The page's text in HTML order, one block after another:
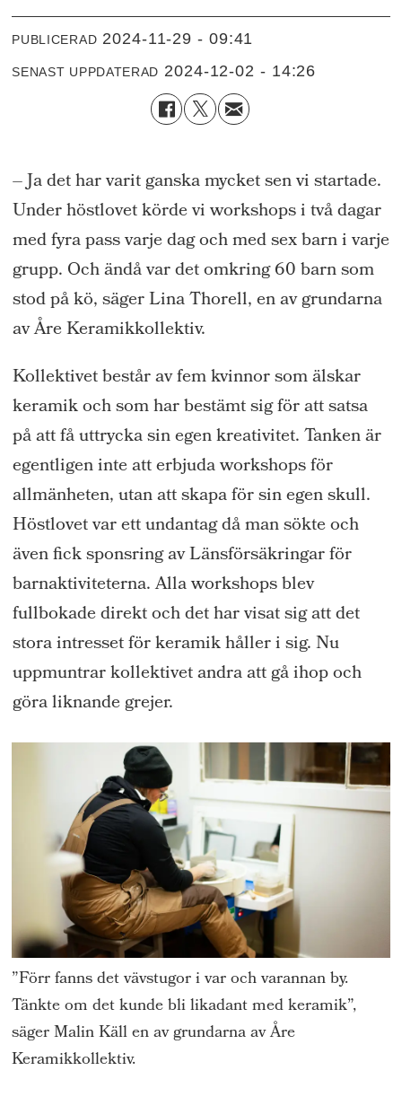
PUBLICERAD 2024-11-29 - 09:41
SENAST UPPDATERAD 2024-12-02 - 14:26
– Ja det har varit ganska mycket sen vi startade.
Under höstlovet körde vi workshops i två dagar
med fyra pass varje dag och med sex barn i varje
grupp. Och ändå var det omkring 60 barn som
stod på kö, säger Lina Thorell, en av grundarna
av Åre Keramikkollektiv.
Kollektivet består av fem kvinnor som älskar
keramik och som har bestämt sig för att satsa
på att få uttrycka sin egen kreativitet. Tanken är
egentligen inte att erbjuda workshops för
allmänheten, utan att skapa för sin egen skull.
Höstlovet var ett undantag då man sökte och
även fick sponsring av Länsförsäkringar för
barnaktiviteterna. Alla workshops blev
fullbokade direkt och det har visat sig att det
stora intresset för keramik håller i sig. Nu
uppmuntrar kollektivet andra att gå ihop och
göra liknande grejer.
”Förr fanns det vävstugor i var och varannan by.
Tänkte om det kunde bli likadant med keramik”,
säger Malin Käll en av grundarna av Åre
Keramikkollektiv.